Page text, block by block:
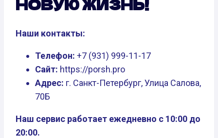
НОВУЮ ЖИЗНЬ!
Наши контакты:
Телефон: +7 (931) 999-11-17
Сайт: https://porsh.pro
Адрес: г. Санкт-Петербург, Улица Салова,
70Б
Наш сервис работает ежедневно с 10:00 до
20:00.